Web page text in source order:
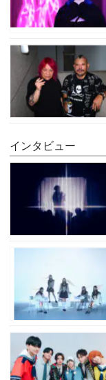
インタビュー